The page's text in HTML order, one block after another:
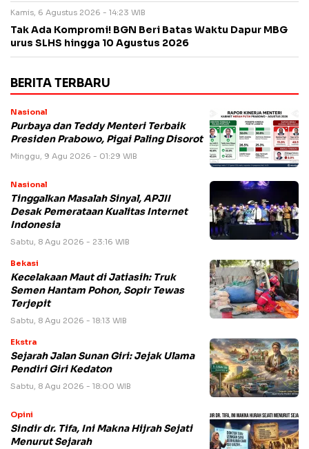
Kamis, 6 Agustus 2026 - 14:23 WIB
Tak Ada Kompromi! BGN Beri Batas Waktu Dapur MBG
urus SLHS hingga 10 Agustus 2026
BERITA TERBARU
Nasional
Purbaya dan Teddy Menteri Terbaik
Presiden Prabowo, Pigai Paling Disorot
Minggu, 9 Agu 2026 - 01:29 WIB
Nasional
Tinggalkan Masalah Sinyal, APJII
Desak Pemerataan Kualitas Internet
Indonesia
Sabtu, 8 Agu 2026 - 23:16 WIB
Bekasi
Kecelakaan Maut di Jatiasih: Truk
Semen Hantam Pohon, Sopir Tewas
Terjepit
Sabtu, 8 Agu 2026 - 18:13 WIB
Ekstra
Sejarah Jalan Sunan Giri: Jejak Ulama
Pendiri Giri Kedaton
Sabtu, 8 Agu 2026 - 18:00 WIB
Opini
Sindir dr. Tifa, Ini Makna Hijrah Sejati
Menurut Sejarah